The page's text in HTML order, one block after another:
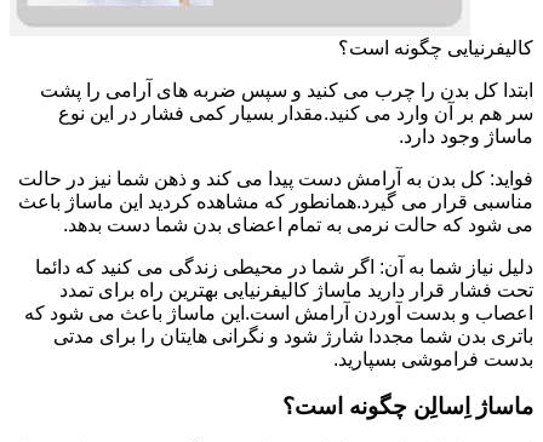
کالیفرنیایی چگونه است؟
ابتدا کل بدن را چرب می کنید و سپس ضربه های آرامی را پشت
سر هم بر آن وارد می کنید.مقدار بسیار کمی فشار در این نوع
ماساژ وجود دارد.
فواید: کل بدن به آرامش دست پیدا می کند و ذهن شما نیز در حالت
مناسبی قرار می گیرد.همانطور که مشاهده کردید این ماساژ باعث
می شود که حالت نرمی به تمام اعضای بدن شما دست بدهد.
دلیل نیاز شما به آن: اگر شما در محیطی زندگی می کنید که دائما
تحت فشار قرار دارید ماساژ کالیفرنیایی بهترین راه برای تمدد
اعصاب و بدست آوردن آرامش است.این ماساژ باعث می شود که
باتری بدن شما مجددا شارژ شود و نگرانی هایتان را برای مدتی
بدست فراموشی بسپارید.
ماساژ اِسالِن چگونه است؟